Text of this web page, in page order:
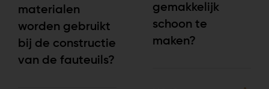
materialen
worden gebruikt
bij de constructie
van de fauteuils?
gemakkelijk
schoon te
maken?